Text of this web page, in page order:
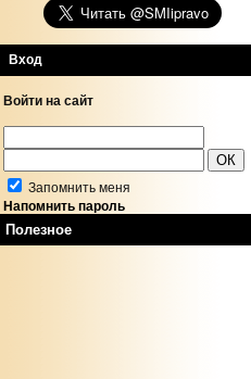
Вход
Войти на сайт
Запомнить меня
Напомнить пароль
Полезное